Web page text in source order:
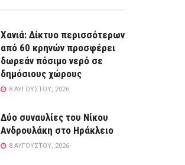
Χανιά: Δίκτυο περισσότερων
από 60 κρηνών προσφέρει
δωρεάν πόσιμο νερό σε
δημόσιους χώρους
8 ΑΥΓΟΎΣΤΟΥ, 2026
Δύο συναυλίες του Νίκου
Ανδρουλάκη στο Ηράκλειο
8 ΑΥΓΟΎΣΤΟΥ, 2026